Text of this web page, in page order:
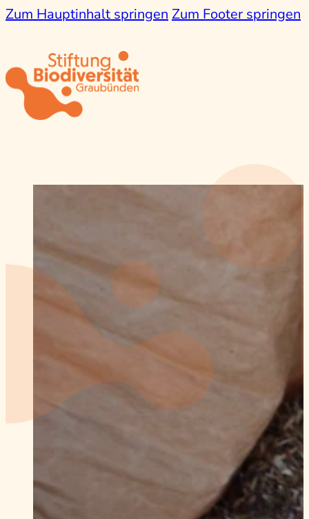
Zum Hauptinhalt springen Zum Footer springen